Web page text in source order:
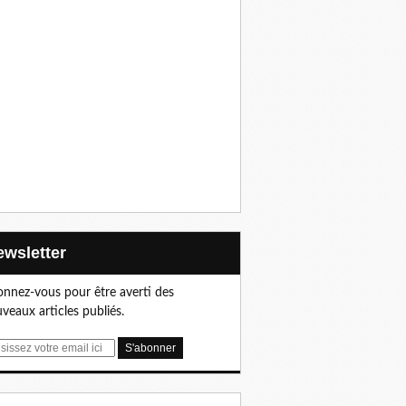
vous pour être averti des
articles publiés.